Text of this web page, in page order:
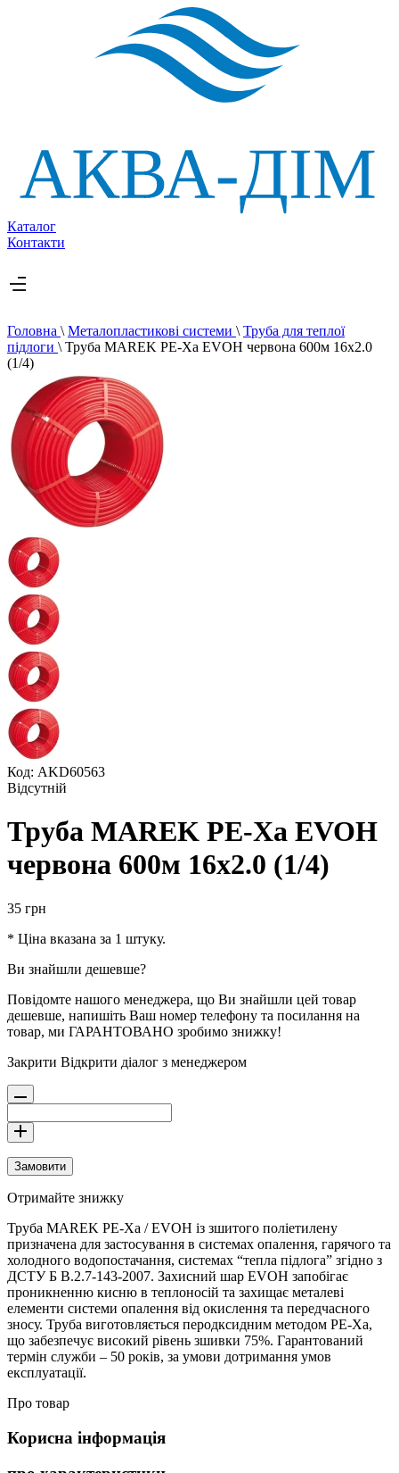
Каталог
Контакти
Головна \ Металопластикові системи \ Труба для теплої
підлоги \ Труба MAREK PE-Xa EVOH червона 600м 16х2.0
(1/4)
Код: AKD60563
Відсутній
Труба MAREK PE-Xa EVOH
червона 600м 16х2.0 (1/4)
35 грн
* Ціна вказана за 1 штуку.
Ви знайшли дешевше?
Повідомте нашого менеджера, що Ви знайшли цей товар
дешевше, напишіть Ваш номер телефону та посилання на
товар, ми ГАРАНТОВАНО зробимо знижку!
Закрити Відкрити діалог з менеджером
Замовити
Отримайте знижку
Труба MAREK РЕ-Ха / EVOH із зшитого поліетилену
призначена для застосування в системах опалення, гарячого та
холодного водопостачання, системах “тепла підлога” згідно з
ДСТУ Б В.2.7-143-2007. Захисний шар EVOH запобігає
проникненню кисню в теплоносій та захищає металеві
елементи системи опалення від окислення та передчасного
зносу. Труба виготовляється перодксидним методом РЕ-Ха,
що забезпечує високий рівень зшивки 75%. Гарантований
термін служби – 50 років, за умови дотримання умов
експлуатації.
Про товар
Корисна інформація